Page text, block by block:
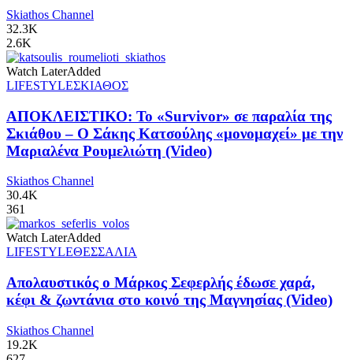
Skiathos Channel
32.3K
2.6K
Watch LaterAdded
LIFESTYLEΣΚΙΑΘΟΣ
ΑΠΟΚΛΕΙΣΤΙΚΟ: Το «Survivor» σε παραλία της
Σκιάθου – Ο Σάκης Κατσούλης «μονομαχεί» με την
Μαριαλένα Ρουμελιώτη (Video)
Skiathos Channel
30.4K
361
Watch LaterAdded
LIFESTYLEΘΕΣΣΑΛΙΑ
Απολαυστικός ο Μάρκος Σεφερλής έδωσε χαρά,
κέφι & ζωντάνια στο κοινό της Μαγνησίας (Video)
Skiathos Channel
19.2K